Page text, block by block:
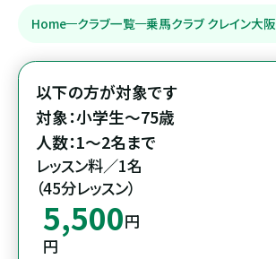
Home クラブ一覧 乗馬クラブ クレイン大阪
以下の方が対象です
対象：小学生～75歳
人数：1～2名まで
レッスン料／1名
（45分レッスン）
5,500円
円